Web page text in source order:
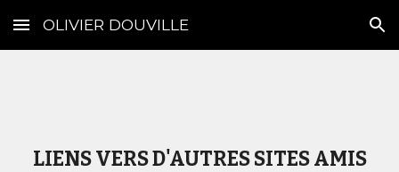
Skip to main content Skip to navigation
OLIVIER DOUVILLE
LIENS VERS D'AUTRES SITES AMIS